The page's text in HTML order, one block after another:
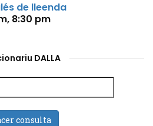
de lleenda
, 8:30 pm
DALLA
consulta